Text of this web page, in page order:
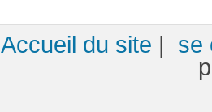
Accueil du site | se